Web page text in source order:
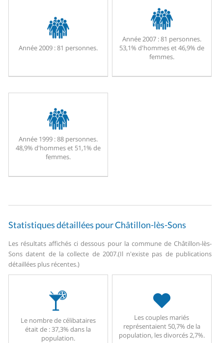
Année 2009 :81 personnes.
Année 2007 :81 personnes.
53,1% d'hommes et 46,9% de
femmes.
Année 1999 :88 personnes.
48,9% d'hommes et 51,1% de
femmes.
Statistiques détaillées pour Châtillon-lès-Sons
Les résultats affichés ci dessous pour la commune de Châtillon-lès-
Sons datent de la collecte de 2007.(Il n'existe pas de publications
détaillées plus récentes.)
Le nombre de célibataires
était de : 37,3% dans la
population.
Les couples mariés
représentaient 50,7% de la
population, les divorcés 2,7%.